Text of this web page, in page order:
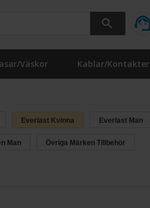
Väskor Kablar/Kontakter
Everlast Kvinna Everlast Man
Man Övriga Märken Tillbehör